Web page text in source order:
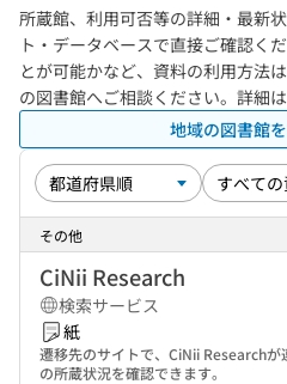
所蔵館、利用可否等の詳細・最新
ト・データベースで直接ご確認く
とが可能かなど、資料の利用方法
の図書館へご相談ください。詳細は
地域の図書館
その他
CiNii Research
検索サービス
紙
遷移先のサイトで、CiNii Researchが
の所蔵状況を確認できます。